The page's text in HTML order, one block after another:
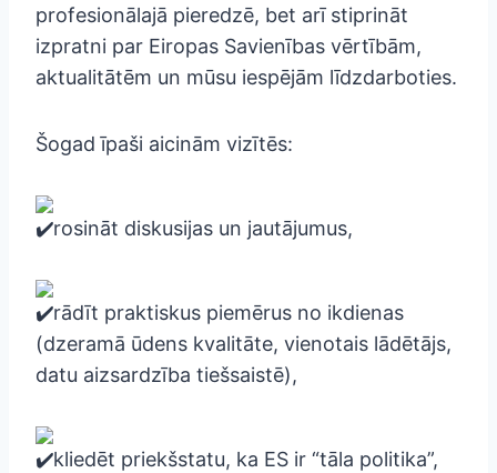
profesionālajā pieredzē, bet arī stiprināt
izpratni par Eiropas Savienības vērtībām,
aktualitātēm un mūsu iespējām līdzdarboties.
Šogad īpaši aicinām vizītēs:
rosināt diskusijas un jautājumus,
rādīt praktiskus piemērus no ikdienas
(dzeramā ūdens kvalitāte, vienotais lādētājs,
datu aizsardzība tiešsaistē),
kliedēt priekšstatu, ka ES ir “tāla politika”,